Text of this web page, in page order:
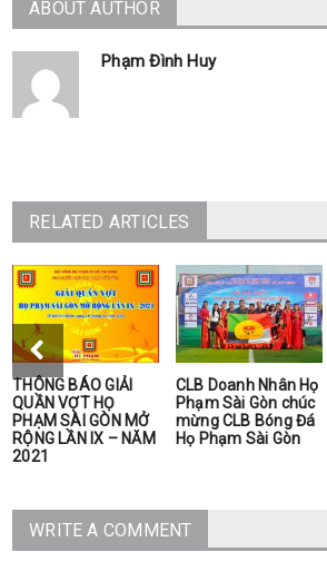
ABOUT AUTHOR
Phạm Đình Huy
RELATED ARTICLES
THÔNG BÁO GIẢI
QUẦN VỢT HỌ
PHẠM SÀI GÒN MỞ
RỘNG LẦN IX – NĂM
2021
CLB Doanh Nhân Họ
Phạm Sài Gòn chúc
mừng CLB Bóng Đá
Họ Phạm Sài Gòn
WRITE A COMMENT